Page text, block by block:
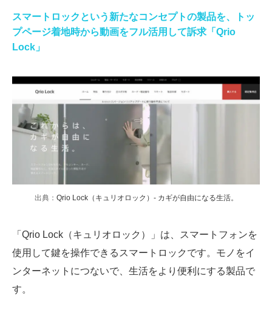
スマートロックという新たなコンセプトの製品を、トッ
プページ着地時から動画をフル活用して訴求「Qrio
Lock」
出典： Qrio Lock（キュリオロック）- カギが自由になる生活。
「Qrio Lock（キュリオロック）」は、スマートフォンを
使用して鍵を操作できるスマートロックです。モノをイ
ンターネットにつないで、生活をより便利にする製品で
す。